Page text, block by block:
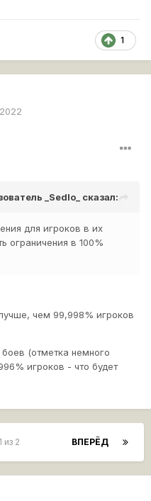
1
_Sedlo_ сказал:
для игроков в их
ограничения в 100%
чем 99,998% игроков
(отметка немного
игроков - что будет
ВПЕРЁД
из 2